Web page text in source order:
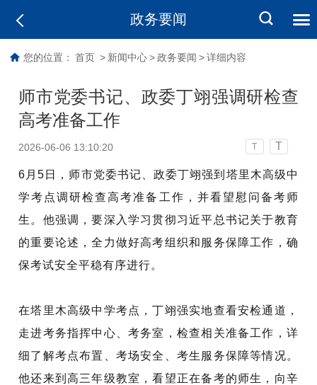
政务要闻
您的位置： 首页 > 新闻中心 > 政务要闻 > 详细内容
师市党委书记、政委丁翊强调研检查
高考准备工作
2026-06-06 13:10:20 T T
6月5日，师市党委书记、政委丁翊强到塔里木高级中
学考点调研检查高考准备工作，并看望慰问备考师
生。他强调，要深入学习贯彻习近平总书记关于教育
的重要论述，全力做好高考组织和服务保障工作，确
保考试安全平稳有序进行。
在塔里木高级中学考点，丁翊强实地查看安检通道，
走进考务指挥中心、考务室，检查相关准备工作，详
细了解考点布置、考场安全、考生服务保障等情况。
他还来到高三年级教室，看望正在备考的师生，向辛